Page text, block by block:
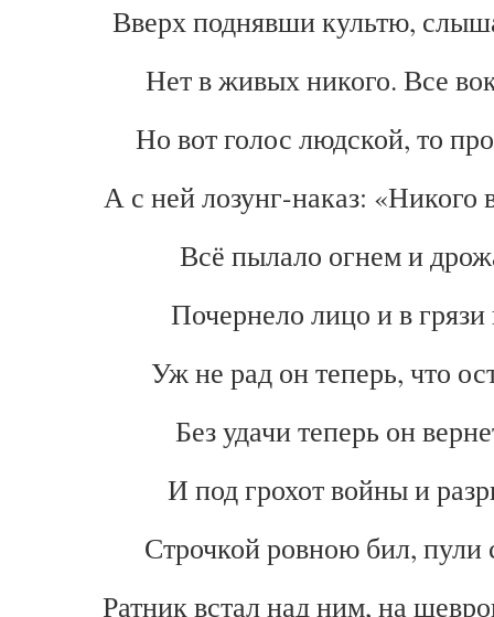
Вверх поднявши культю,
Нет в живых никого. Все
Но вот голос людской, то
А с ней лозунг-наказ: «Никого
Всё пылало огнем и
Почернело лицо и в грязи
Уж не рад он теперь, что
Без удачи теперь он
И под грохот войны и
Строчкой ровною бил, пули
Ратник встал над ним, на